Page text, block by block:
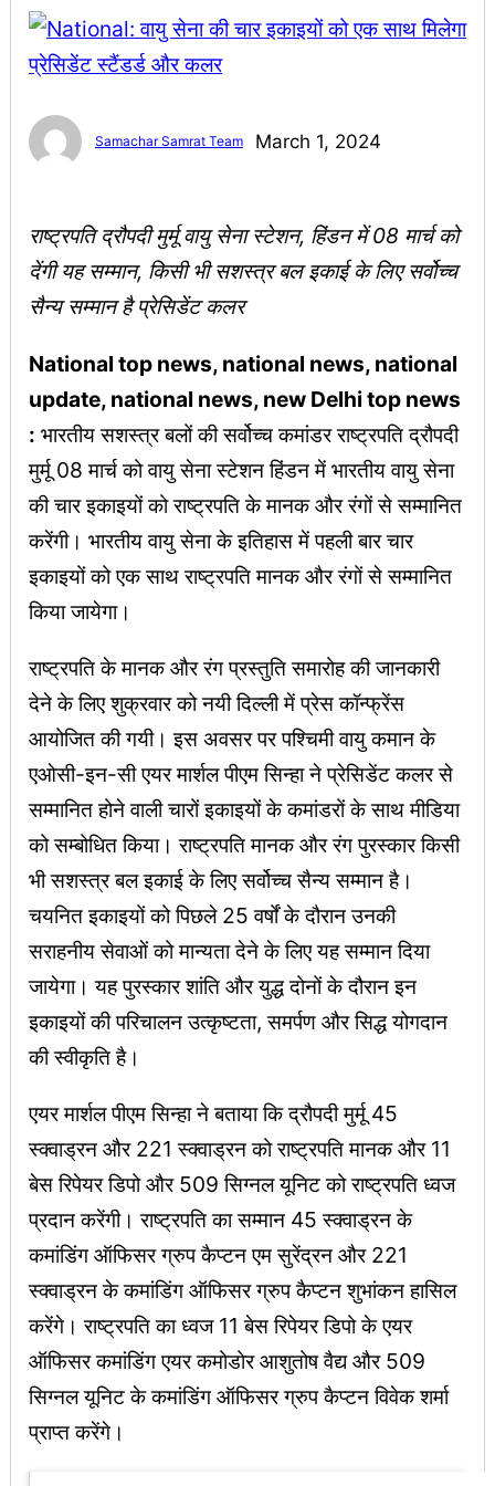
Samachar Samrat Team March 1, 2024
राष्ट्रपति द्रौपदी मुर्मू वायु सेना स्टेशन, हिंडन में 08 मार्च को
देंगी यह सम्मान, किसी भी सशस्त्र बल इकाई के लिए सर्वोच्च
सैन्य सम्मान है प्रेसिडेंट कलर
National top news, national news, national
update, national news, new Delhi top news
: भारतीय सशस्त्र बलों की सर्वोच्च कमांडर राष्ट्रपति द्रौपदी
मुर्मू 08 मार्च को वायु सेना स्टेशन हिंडन में भारतीय वायु सेना
की चार इकाइयों को राष्ट्रपति के मानक और रंगों से सम्मानित
करेंगी। भारतीय वायु सेना के इतिहास में पहली बार चार
इकाइयों को एक साथ राष्ट्रपति मानक और रंगों से सम्मानित
किया जायेगा।
राष्ट्रपति के मानक और रंग प्रस्तुति समारोह की जानकारी
देने के लिए शुक्रवार को नयी दिल्ली में प्रेस कॉन्फ्रेंस
आयोजित की गयी। इस अवसर पर पश्चिमी वायु कमान के
एओसी-इन-सी एयर मार्शल पीएम सिन्हा ने प्रेसिडेंट कलर से
सम्मानित होने वाली चारों इकाइयों के कमांडरों के साथ मीडिया
को सम्बोधित किया। राष्ट्रपति मानक और रंग पुरस्कार किसी
भी सशस्त्र बल इकाई के लिए सर्वोच्च सैन्य सम्मान है।
चयनित इकाइयों को पिछले 25 वर्षों के दौरान उनकी
सराहनीय सेवाओं को मान्यता देने के लिए यह सम्मान दिया
जायेगा। यह पुरस्कार शांति और युद्ध दोनों के दौरान इन
इकाइयों की परिचालन उत्कृष्टता, समर्पण और सिद्ध योगदान
की स्वीकृति है।
एयर मार्शल पीएम सिन्हा ने बताया कि द्रौपदी मुर्मू 45
स्क्वाड्रन और 221 स्क्वाड्रन को राष्ट्रपति मानक और 11
बेस रिपेयर डिपो और 509 सिग्नल यूनिट को राष्ट्रपति ध्वज
प्रदान करेंगी। राष्ट्रपति का सम्मान 45 स्क्वाड्रन के
कमांडिंग ऑफिसर ग्रुप कैप्टन एम सुरेंद्रन और 221
स्क्वाड्रन के कमांडिंग ऑफिसर ग्रुप कैप्टन शुभांकन हासिल
करेंगे। राष्ट्रपति का ध्वज 11 बेस रिपेयर डिपो के एयर
ऑफिसर कमांडिंग एयर कमोडोर आशुतोष वैद्य और 509
सिग्नल यूनिट के कमांडिंग ऑफिसर ग्रुप कैप्टन विवेक शर्मा
प्राप्त करेंगे।